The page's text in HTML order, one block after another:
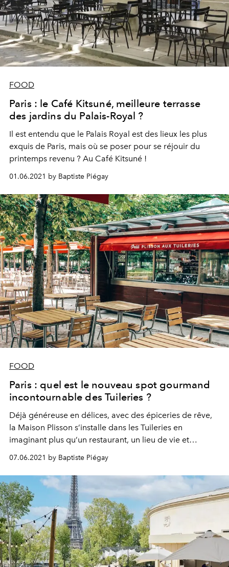
FOOD
Paris : le Café Kitsuné, meilleure terrasse
des jardins du Palais-Royal ?
Il est entendu que le Palais Royal est des lieux les plus
exquis de Paris, mais où se poser pour se réjouir du
printemps revenu ? Au Café Kitsuné !
01.06.2021 by Baptiste Piégay
FOOD
Paris : quel est le nouveau spot gourmand
incontournable des Tuileries ?
Déjà généreuse en délices, avec des épiceries de rêve,
la Maison Plisson s’installe dans les Tuileries en
imaginant plus qu’un restaurant, un lieu de vie et
07.06.2021 by Baptiste Piégay